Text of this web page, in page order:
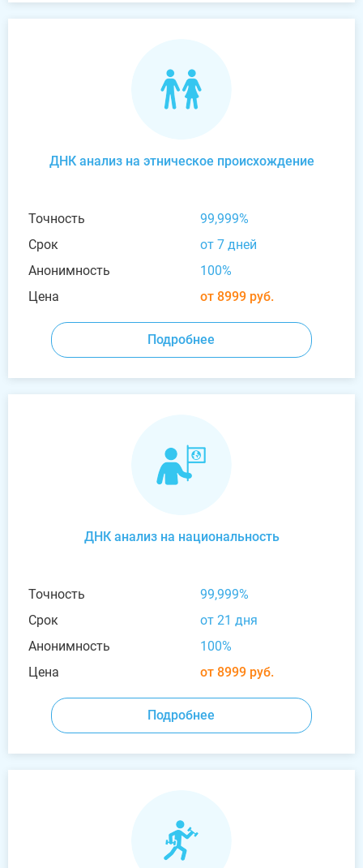
ДНК анализ на этническое происхождение
Точность
99,999%
Срок
от 7 дней
Анонимность
100%
Цена
от 8999 руб.
Подробнее
ДНК анализ на национальность
Точность
99,999%
Срок
от 21 дня
Анонимность
100%
Цена
от 8999 руб.
Подробнее